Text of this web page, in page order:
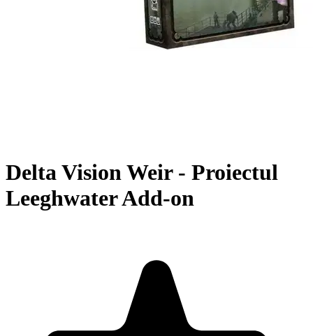
Delta Vision Weir - Proiectul
Leeghwater Add-on